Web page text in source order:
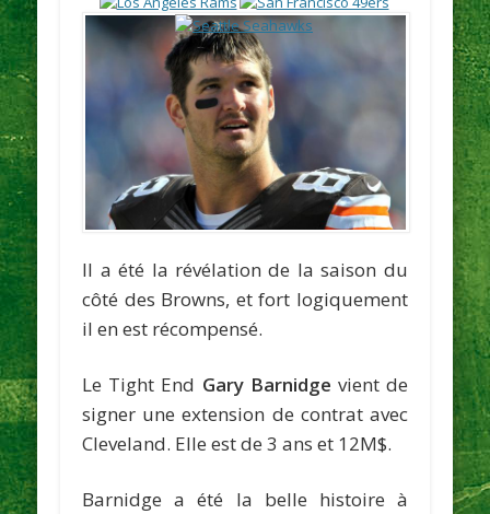
Il a été la révélation de la saison du
côté des Browns, et fort logiquement
il en est récompensé.
Le Tight End Gary Barnidge vient de
signer une extension de contrat avec
Cleveland. Elle est de 3 ans et 12M$.
Barnidge a été la belle histoire à